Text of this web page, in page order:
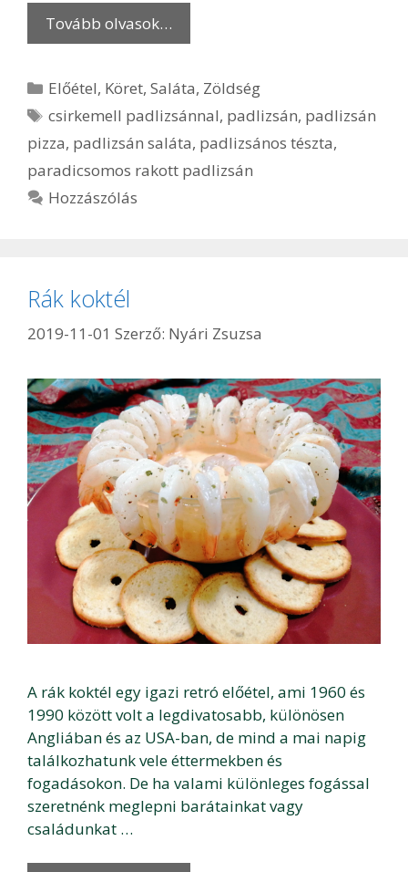
Tovább olvasok…
Kategória
Előétel, Köret,Saláta, Zöldség
Címkék
csirkemell padlizsánnal, padlizsán, padlizsán
pizza, padlizsán saláta, padlizsános tészta,
paradicsomos rakott padlizsán
Hozzászólás
Rák koktél
2019-11-01 Szerző: Nyári Zsuzsa
A rák koktél egy igazi retró előétel, ami 1960 és
1990 között volt a legdivatosabb, különösen
Angliában és az USA-ban, de mind a mai napig
találkozhatunk vele éttermekben és
fogadásokon. De ha valami különleges fogással
szeretnénk meglepni barátainkat vagy
családunkat …